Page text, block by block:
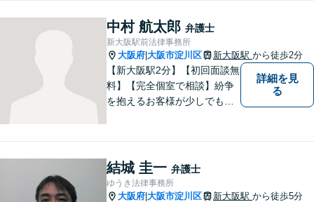
据えた解決を目指します。
【メール・電話面談可】【東
三国駅4分】
中村 航太郎 弁護士
新大阪駅前法律事務所
大阪府 大阪市淀川区 新大阪駅 から徒歩2分
【新大阪駅2分】【初回面談無
料】【完全個室で相談】紛争
を抱えるお客様が少しでも早
なく、事実と法律をもとに根
本的な解決を導くことが弁護
士の役割だと考えています。
詳細を見
る
結城 圭一 弁護士
ゆうき法律事務所
大阪府 大阪市淀川区 新大阪駅 から徒歩5分